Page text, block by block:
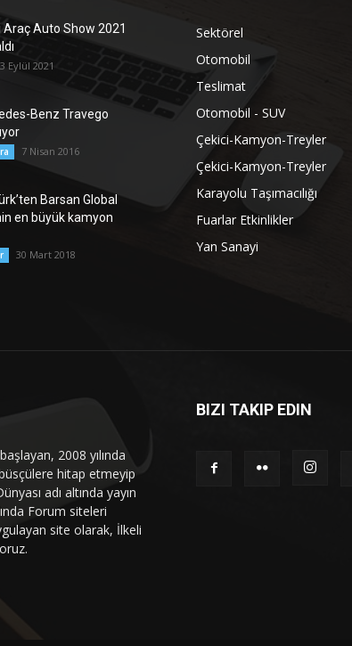
Auto Show 2021
Eylül 2021
Benz Travego
7 Nisan 2016
Barsan Global
en büyük kamyon
30 Mart 2018
Sektörel
Otomobil
Teslimat
Otomobil - SUV
Çekici-Kamyon-Treyler
Çekici-Kamyon-Treyler
Karayolu Taşımacılığı
Fuarlar Etkinlikler
Yan Sanayi
2008 yılında
hitap etmeyip
adı altında yayın
Forum siteleri
site olarak, İlkeli
BIZI TAKIP EDIN